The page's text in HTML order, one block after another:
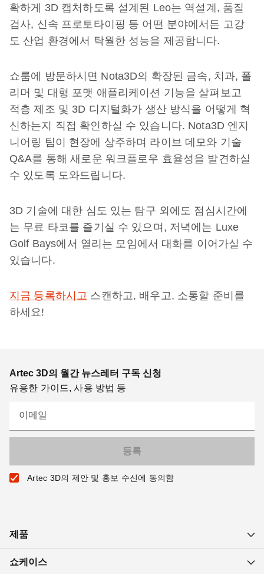
확하게 3D 캡처하도록 설계된 Leo는 역설계, 품질
검사, 신속 프로토타이핑 등 어떤 분야에서든 고강
도 산업 환경에서 탁월한 성능을 제공합니다.
쇼룸에 방문하시면 Nota3D의 확장된 금속, 치과, 폴
리머 및 대형 포맷 애플리케이션 기능을 살펴보고
적층 제조 및 3D 디지털화가 생산 방식을 어떻게 혁
신하는지 직접 확인하실 수 있습니다. Nota3D 엔지
니어링 팀이 현장에 상주하며 라이브 데모와 기술
Q&A를 통해 새로운 워크플로우 효율성을 발견하실
수 있도록 도와드립니다.
3D 기술에 대한 심도 있는 탐구 외에도 점심시간에
는 무료 타코를 즐기실 수 있으며, 저녁에는 Luxe
Golf Bays에서 열리는 모임에서 대화를 이어가실 수
있습니다.
지금 등록하시고 스캔하고, 배우고, 소통할 준비를
하세요!
Artec 3D의 월간 뉴스레터 구독 신청
유용한 가이드, 사용 방법 등
이메일
Artec 3D의 제안 및 홍보 수신에 동의함
제품
쇼케이스